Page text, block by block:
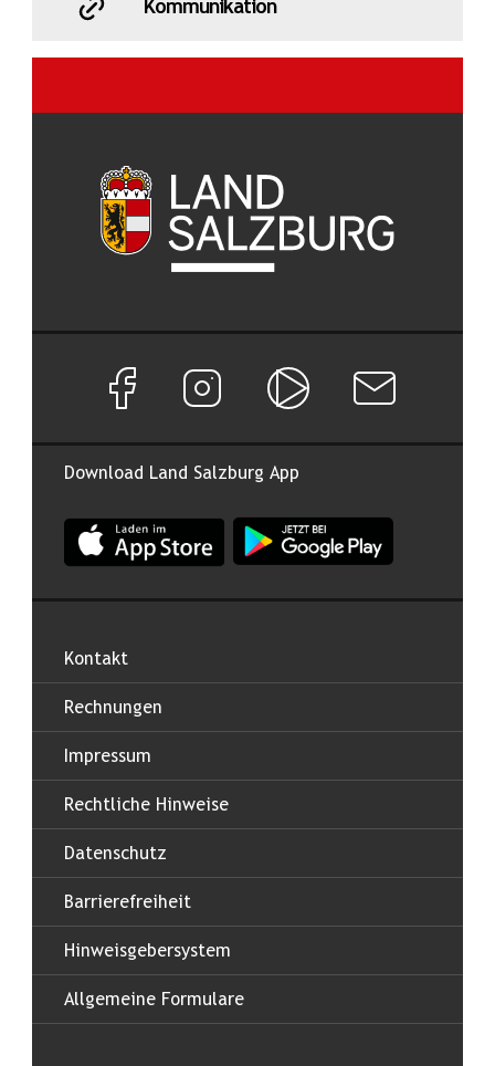
Kommunikation
Download Land Salzburg App
App Land Salzburg im Apple App Store
App Land Salzburg im
Facebook Seite von Land Salzburg
Instagram Seite von Land Salzburg
Salzburg ONNewsletter
Kontakt
Rechnungen
Impressum
Rechtliche Hinweise
Datenschutz
Barrierefreiheit
Hinweisgebersystem
Allgemeine Formulare